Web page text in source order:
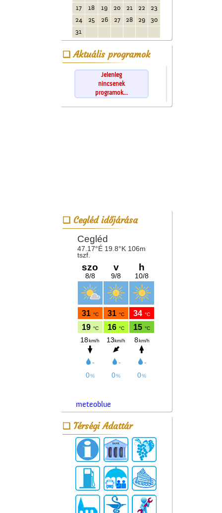
17 18 19 20 21 22
23
24
25 26 27 28 29
30
31
Aktuális programok
Jelenleg
nincsenek
programok...
Cegléd időjárása
meteoblue
Térségi Adattár